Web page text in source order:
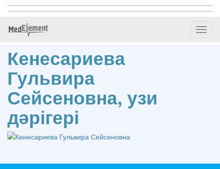
Кенесариева
Гульвира
Сейсеновна, узи
дәрігері